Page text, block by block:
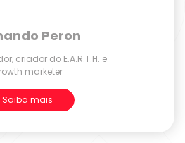
Peron
criador do E.A.R.T.H. e
marketer
Saiba mais